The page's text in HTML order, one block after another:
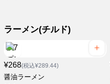
ラーメン(チルド)
¥268(税込¥289.44)
醤油ラーメン